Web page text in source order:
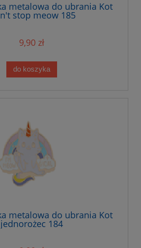
metalowa do ubrania Kot
stop meow 185
9,90 zł
do koszyka
metalowa do ubrania Kot
jednorożec 184